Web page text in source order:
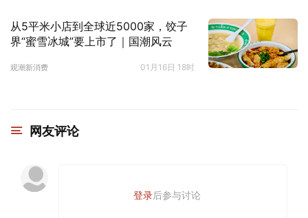
从5平米小店到全球近5000家，饺子
界“蜜雪冰城”要上市了｜国潮风云
观潮新消费 01月16日 18时
网友评论
登录后参与讨论